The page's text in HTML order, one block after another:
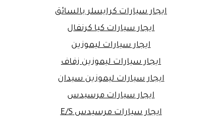
ايجار سيارات كرايسلر بالسائق
ايجار سيارات كيا كرنفال
ايجار سيارات ليموزين
ايجار سيارات ليموزين زفاف
ايجار سيارات ليموزين سيدان
ايجار سيارات مرسيدس
ايجار سيارات مرسيدس E/S